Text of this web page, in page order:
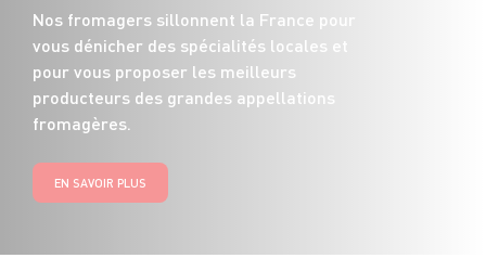
Nos fromagers sillonnent la France pour
vous dénicher des spécialités locales et
pour vous proposer les meilleurs
producteurs des grandes appellations
fromagères.
EN SAVOIR PLUS